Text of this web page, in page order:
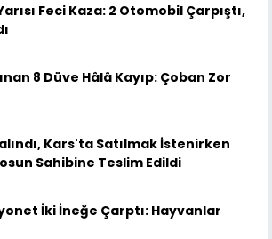
Feci Kaza: 2 Otomobil Çarpıştı,
8 Düve Hâlâ Kayıp: Çoban Zor
Kars'ta Satılmak İstenirken
Sahibine Teslim Edildi
İki İneğe Çarptı: Hayvanlar